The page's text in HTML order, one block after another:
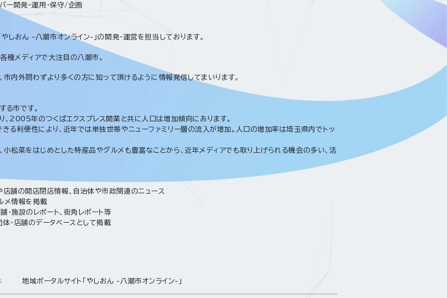
ー開発・運用・保守/企画
しおん -八潮市オンライン-」の開発・運営を担当しております。
各種メディアで大注目の八潮市。
内外問わずより多くの方に知って頂けるように情報発信してまいります。
る市です。
、2005年のつくばエクスプレス開業と共に人口は増加傾向にあります。
る利便性により、近年では単独世帯やニューファミリー層の流入が増加。人口の増加率は埼玉県内でトッ
小松菜をはじめとした特産品やグルメも豊富なことから、近年メディアでも取り上げられる機会の多い、活
舗の開店閉店情報、自治体や市政関連のニュース
メ情報を掲載
・施設のレポート、街角レポート等
・店舗のデータベースとして掲載
地域ポータルサイト「やしおん -八潮市オンライン-」